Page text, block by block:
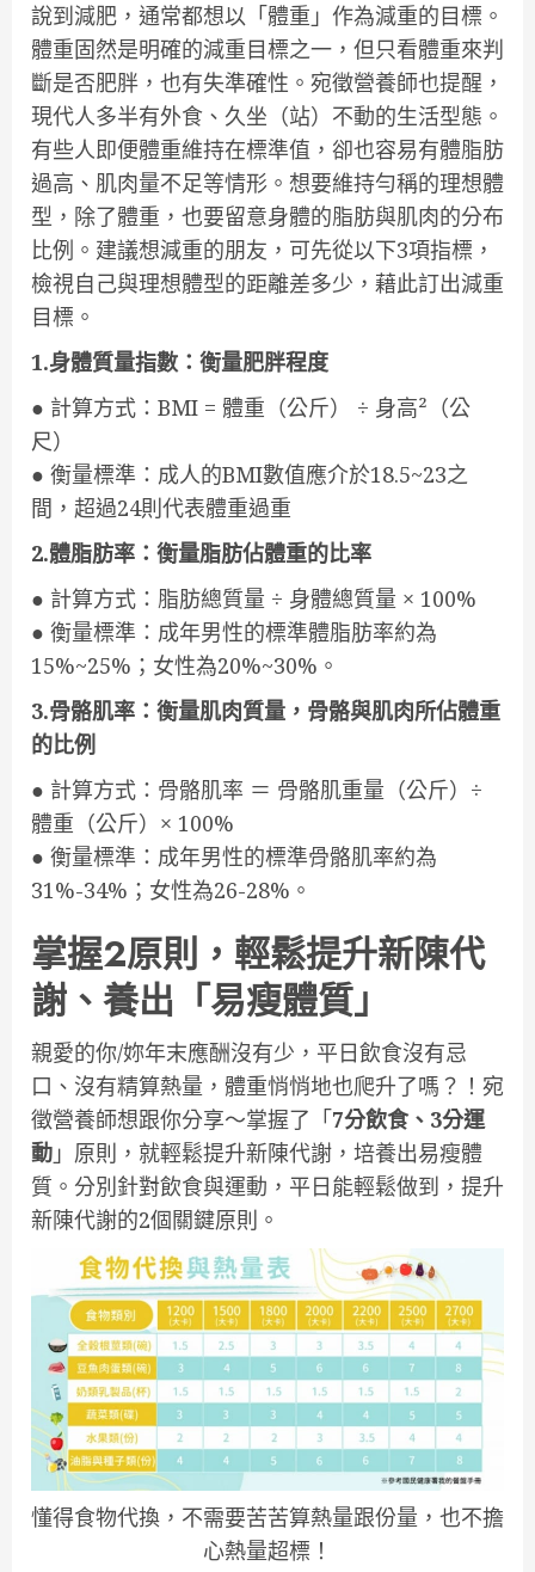
說到減肥，通常都想以「體重」作為減重的目標。
體重固然是明確的減重目標之一，但只看體重來判
斷是否肥胖，也有失準確性。宛徵營養師也提醒，
現代人多半有外食、久坐（站）不動的生活型態。
有些人即便體重維持在標準值，卻也容易有體脂肪
過高、肌肉量不足等情形。想要維持勻稱的理想體
型，除了體重，也要留意身體的脂肪與肌肉的分布
比例。建議想減重的朋友，可先從以下3項指標，
檢視自己與理想體型的距離差多少，藉此訂出減重
目標。
1.身體質量指數：衡量肥胖程度
● 計算方式：BMI = 體重（公斤） ÷ 身高²（公
尺）
● 衡量標準：成人的BMI數值應介於18.5~23之
間，超過24則代表體重過重
2.體脂肪率：衡量脂肪佔體重的比率
● 計算方式：脂肪總質量 ÷ 身體總質量 × 100%
● 衡量標準：成年男性的標準體脂肪率約為
15%~25%；女性為20%~30%。
3.骨骼肌率：衡量肌肉質量，骨骼與肌肉所佔體重
的比例
● 計算方式：骨骼肌率 ＝ 骨骼肌重量（公斤）÷
體重（公斤）× 100%
● 衡量標準：成年男性的標準骨骼肌率約為
31%-34%；女性為26-28%。
掌握2原則，輕鬆提升新陳代
謝、養出「易瘦體質」
親愛的你/妳年末應酬沒有少，平日飲食沒有忌
口、沒有精算熱量，體重悄悄地也爬升了嗎？！宛
徵營養師想跟你分享～掌握了「7分飲食、3分運
動 」原則，就輕鬆提升新陳代謝，培養出易瘦體
質。分別針對飲食與運動，平日能輕鬆做到，提升
新陳代謝的2個關鍵原則。
懂得食物代換，不需要苦苦算熱量跟份量，也不擔
心熱量超標！